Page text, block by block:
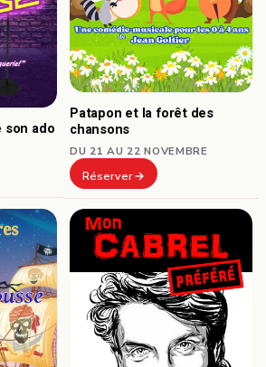
son ado
Patapon et la forêt des
chansons
DU 21 AU 22 NOVEMBRE
Réserver